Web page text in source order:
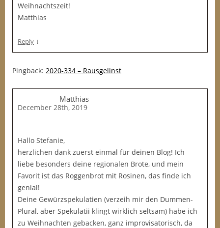
Weihnachtszeit!
Matthias
Reply ↓
Pingback: 2020-334 – Rausgelinst
Matthias
December 28th, 2019
Hallo Stefanie,
herzlichen dank zuerst einmal für deinen Blog! Ich
liebe besonders deine regionalen Brote, und mein
Favorit ist das Roggenbrot mit Rosinen, das finde ich
genial!
Deine Gewürzspekulatien (verzeih mir den Dummen-
Plural, aber Spekulatii klingt wirklich seltsam) habe ich
zu Weihnachten gebacken, ganz improvisatorisch, da